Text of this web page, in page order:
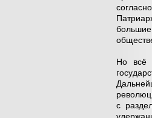
Но всё
с